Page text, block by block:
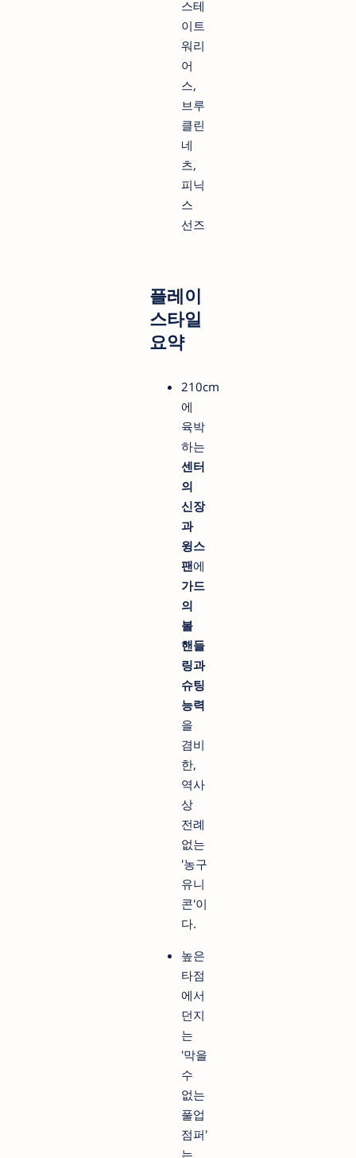
스테
이트
워리
어
스,
브루
클린
네
츠,
피닉
스
선즈
플레이
스타일
요약
210cm
에
육박
하는
센터
의
신장
과
윙스
팬에
가드
의
볼
핸들
링과
슈팅
능력
을
겸비
한,
역사
상
전례
없는
'농구
유니
콘'이
다.
높은
타점
에서
던지
는
'막을
수
없는
풀업
점퍼'
는